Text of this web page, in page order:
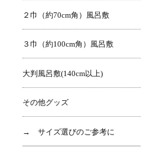
２巾（約70cm角）風呂敷
３巾（約100cm角）風呂敷
大判風呂敷(140cm以上)
その他グッズ
→ サイズ選びのご参考に